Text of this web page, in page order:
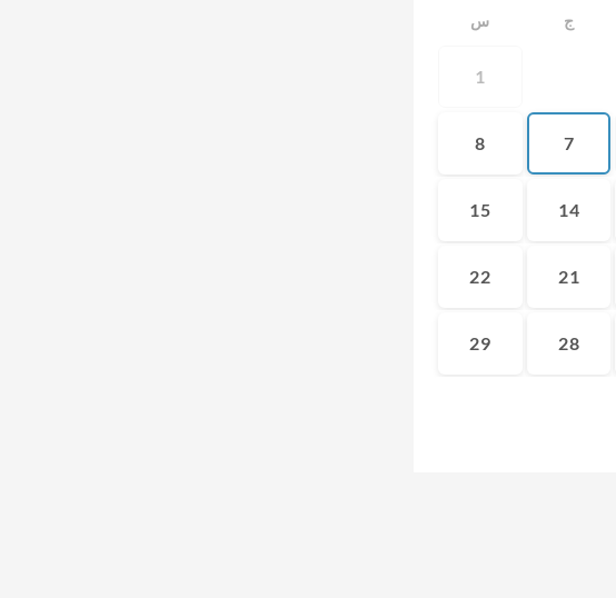
ج س
1
7
8
14
15
21
22
28
29